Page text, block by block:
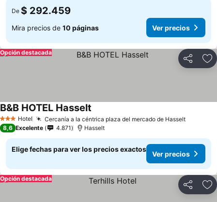
De $ 292.459
Mira precios de 10 páginas Ver precios
Compartir
Opción destacada
3 Estrellas
Hotel Cercanía a la céntrica plaza del mercado de Hasselt
B&B HOTEL Hasselt
8,6 Excelente 4.871 Hasselt
Elige fechas para ver los precios exactos
Ver precios
Compartir
Opción destacada